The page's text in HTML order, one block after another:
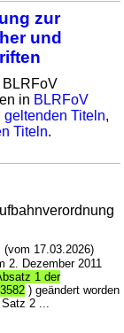
zur
und
BLRFoV
in BLRFoV
geltenden Titeln,
Titeln.
(vom 17.03.2026)
2. Dezember 2011
1 der
) geändert worden
2 ...